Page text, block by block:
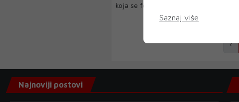
koja se fokus...
‹
Saznaj više
Najnoviji postovi